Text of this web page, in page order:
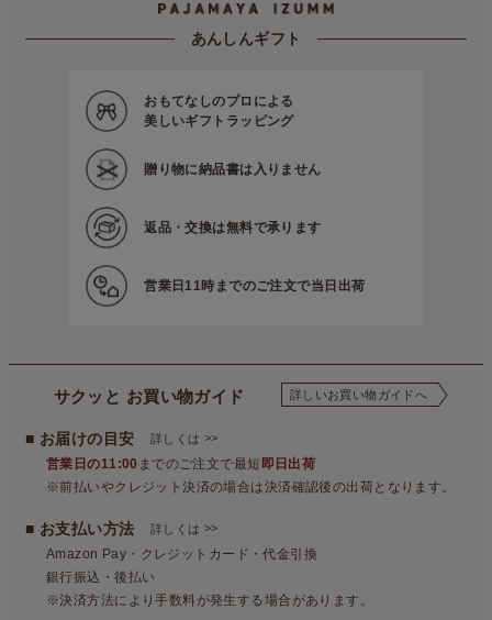
あんしんギフト
おもてなしのプロによる
美しいギフトラッピング
贈り物に納品書は入りません
返品・交換は無料で承ります
営業日11時までのご注文で当日出荷
サクッと お買い物ガイド 詳しいお買い物ガイドへ
■ お届けの目安 詳しくは >>
営業日の11:00 までのご注文で最短 即日出荷
※前払いやクレジット決済の場合は決済確認後の出荷となります。
■ お支払い方法 詳しくは >>
Amazon Pay・クレジットカード・代金引換
銀行振込・後払い
※決済方法により手数料が発生する場合があります。